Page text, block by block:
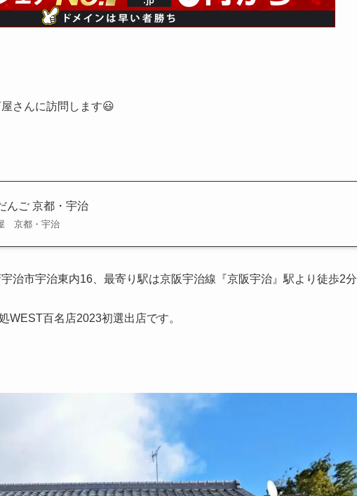
さんに訪問します😃
んご 京都・宇治
京都・宇治
治市宇治東内16、最寄り駅は京阪宇治線『京阪宇治』駅より徒歩2分
WEST百名店2023初選出店です。